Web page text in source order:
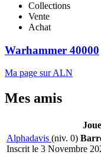
Collections
Vente
Achat
Warhammer 40000
Ma page sur ALN
Mes amis
Alphadavis (niv. 0)
Inscrit le 3 Novembre